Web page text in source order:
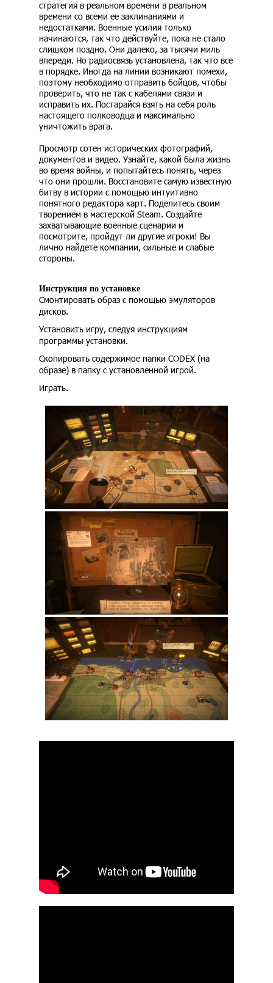
стратегия в реальном времени в реальном
времени со всеми ее заклинаниями и
недостатками. Военные усилия только
начинаются, так что действуйте, пока не стало
слишком поздно. Они далеко, за тысячи миль
впереди. Но радиосвязь установлена, так что все
в порядке. Иногда на линии возникают помехи,
поэтому необходимо отправить бойцов, чтобы
проверить, что не так с кабелями связи и
исправить их. Постарайся взять на себя роль
настоящего полководца и максимально
уничтожить врага.
Просмотр сотен исторических фотографий,
документов и видео. Узнайте, какой была жизнь
во время войны, и попытайтесь понять, через
что они прошли. Восстановите самую известную
битву в истории с помощью интуитивно
понятного редактора карт. Поделитесь своим
творением в мастерской Steam. Создайте
захватывающие военные сценарии и
посмотрите, пройдут ли другие игроки! Вы
лично найдете компании, сильные и слабые
стороны.
Инструкция по установке
Смонтировать образ с помощью эмуляторов
дисков.
Установить игру, следуя инструкциям
программы установки.
Скопировать содержимое папки CODEX (на
образе) в папку с установленной игрой.
Играть.